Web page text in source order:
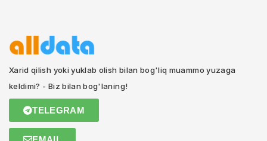
Xarid qilish yoki yuklab olish bilan bog'liq muammo yuzaga
keldimi? - Biz bilan bog'laning!
TELEGRAM